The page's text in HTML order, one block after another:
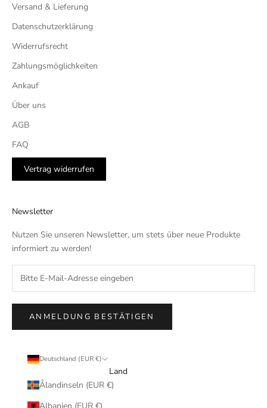
Versand & Lieferung
Datenschutzerklärung
Widerrufsrecht
Zahlungsmöglichkeiten
Ankauf
Über uns
AGB
FAQ
Vertrag widerrufen
Newsletter
Nutzen Sie unseren Newsletter, um stets über neue Produkte
informiert zu werden!
ANMELDUNG BESTÄTIGEN
Deutschland (EUR €)
Land
Ålandinseln (EUR €)